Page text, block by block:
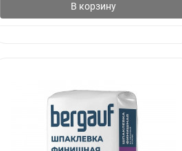
В корзину